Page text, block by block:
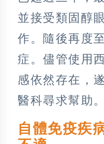
並接受類固醇
作。隨後再度
症。儘管使用
感依然存在，
醫科尋求幫助。
自體免疫疾